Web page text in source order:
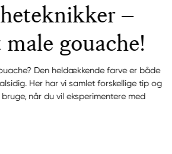
–
gouache!
Den heldækkende farve er både
Her har vi samlet forskellige tip og
bruge, når du vil eksperimentere med